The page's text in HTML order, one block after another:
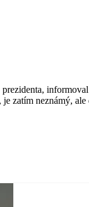
prezidenta,
je zatím neznámý,